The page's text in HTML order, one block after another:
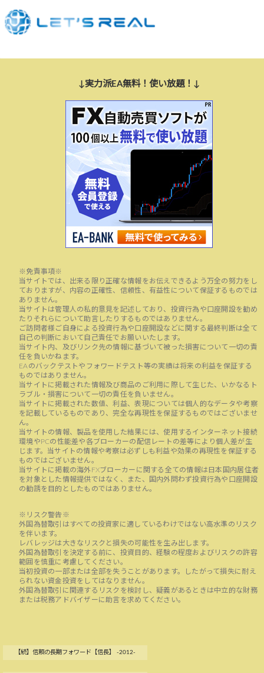
↓実力派EA無料！使い放題！↓
※免責事項※
当サイトでは、出来る限り正確な情報をお伝えできるよう万全の努力をし
ておりますが、内容の正確性、信頼性、有益性について保証するものでは
ありません。
当サイトは管理人の私的意見を記述しており、投資行為や口座開設を勧め
たりそれらについて助言したりするものではありません。
ご訪問者様ご自身による投資行為や口座開設などに関する最終判断は全て
自己の判断において自己責任でお願いいたします。
当サイト内、及びリンク先の情報に基づいて被った損害について一切の責
任を負いかねます。
EAのバックテストやフォワードテスト等の実績は将来の利益を保証する
ものではありません。
当サイトに掲載された情報及び商品のご利用に際して生じた、いかなるト
ラブル・損害について一切の責任を負いません。
当サイトに掲載された数値、利益、表現については個人的なデータや考察
を記載しているものであり、完全な再現性を保証するものではございませ
ん。
当サイトの情報、製品を使用した結果には、使用するインターネット接続
環境やPCの性能差や各ブローカーの配信レートの差等により個人差が生
じます。当サイトの情報や考察は必ずしも利益や効果の再現性を保証する
ものではございません。
当サイトに掲載の海外FXブローカーに関する全ての情報は日本国内居住者
を対象とした情報提供ではなく、また、国内外問わず投資行為や口座開設
の勧誘を目的としたものではありません。
※リスク警告※
外国為替取引はすべての投資家に適しているわけではない高水準のリスク
を伴います。
レバレッジは大きなリスクと損失の可能性を生み出します。
外国為替取引を決定する前に、投資目的、経験の程度およびリスクの許容
範囲を慎重に考慮してください。
当初投資の一部または全部を失うことがあります。したがって損失に耐え
られない資金投資をしてはなりません。
外国為替取引に関連するリスクを検討し、疑義があるときは中立的な財務
または税務アドバイザーに助言を求めてください。
【続】信頼の長期フォワード【信長】 -2012-